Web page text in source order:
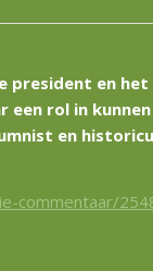
president en
rol in
en
commentaar/